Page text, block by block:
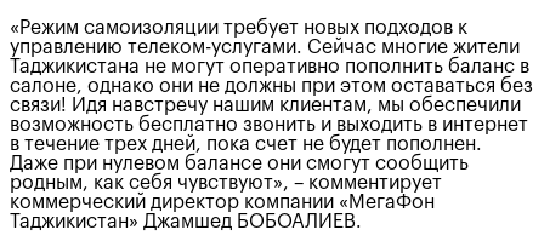
«Режим самоизоляции требует новых подходов к
управлению телеком-услугами. Сейчас многие жители
Таджикистана не могут оперативно пополнить баланс в
салоне, однако они не должны при этом оставаться без
связи! Идя навстречу нашим клиентам, мы обеспечили
возможность бесплатно звонить и выходить в интернет
в течение трех дней, пока счет не будет пополнен.
Даже при нулевом балансе они смогут сообщить
родным, как себя чувствуют», – комментирует
коммерческий директор компании «МегаФон
Таджикистан» Джамшед БОБОАЛИЕВ.